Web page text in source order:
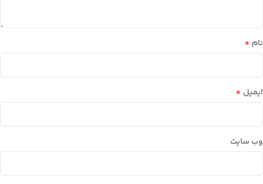
نام *
ایمیل *
وب‌ سایت